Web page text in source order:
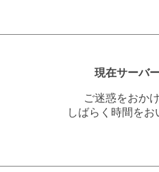
現在サーバ
ご迷惑をおか
しばらく時間を